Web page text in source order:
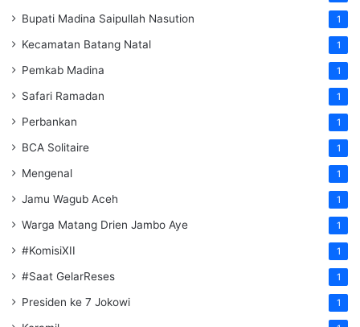
Bupati Madina Saipullah Nasution 1
Kecamatan Batang Natal 1
Pemkab Madina 1
Safari Ramadan 1
Perbankan 1
BCA Solitaire 1
Mengenal 1
Jamu Wagub Aceh 1
Warga Matang Drien Jambo Aye 1
#KomisiXII 1
#Saat GelarReses 1
Presiden ke 7 Jokowi 1